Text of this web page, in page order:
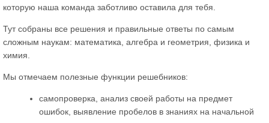
которую наша команда заботливо оставила для тебя.
Тут собраны все решения и правильные ответы по самым
сложным наукам: математика, алгебра и геометрия, физика и
химия.
Мы отмечаем полезные функции решебников:
самопроверка, анализ своей работы на предмет
ошибок, выявление пробелов в знаниях на начальной